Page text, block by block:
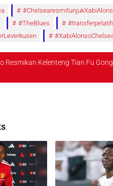
#TheBlues
Resmikan Kelenteng Tian Fu